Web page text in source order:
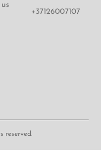
+37126007107
reserved.